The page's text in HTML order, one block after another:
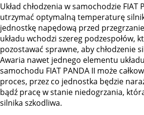
Układ chłodzenia w samochodzie FIAT
utrzymać optymalną temperaturę
jednostkę napędową przed
układu wchodzi szereg podzespołów,
pozostawać sprawne, aby chłodzenie
Awaria nawet jednego elementu
samochodu FIAT PANDA II może
proces, przez co jednostka będzie
bądź pracę w stanie niedogrzania,
silnika szkodliwa.